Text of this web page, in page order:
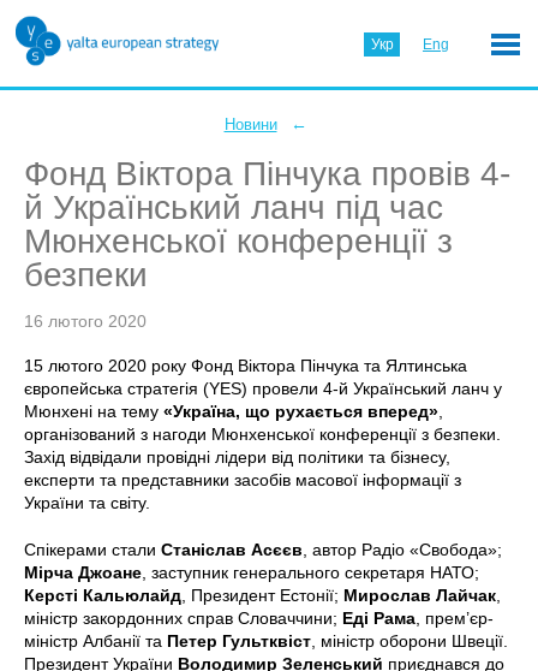
Укр Eng
Новини ←
Фонд Віктора Пінчука провів 4-
й Український ланч під час
Мюнхенської конференції з
безпеки
16 лютого 2020
15 лютого 2020 року Фонд Віктора Пінчука та Ялтинська
європейська стратегія (YES) провели 4-й Український ланч у
Мюнхені на тему «Україна, що рухається вперед»
організований з нагоди Мюнхенської конференції з безпеки.
Захід відвідали провідні лідери від політики та бізнесу,
експерти та представники засобів масової інформації з
України та світу.
Спікерами стали Станіслав Асєєв , автор Радіо «Свобода»;
Мірча Джоане , заступник генерального секретаря НАТО;
Керсті Кальюлайд , Президент Естонії; Мирослав Лайчак
міністр закордонних справ Словаччини; Еді Рама , прем’єр-
міністр Албанії та Петер Гультквіст , міністр оборони Швеції.
Президент України Володимир Зеленський приєднався до